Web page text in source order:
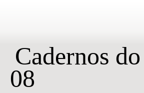
Cadernos
08